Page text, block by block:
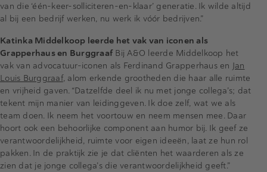
van die ‘één-keer-solliciteren-en-klaar’ generatie. Ik wilde altijd
al bij een bedrijf werken, nu werk ik vóór bedrijven.”
Katinka Middelkoop leerde het vak van iconen als
Grapperhaus en BurggraafBij A&O leerde Middelkoop het
vak van advocatuur-iconen als Ferdinand Grapperhaus en Jan
Louis Burggraaf, alom erkende grootheden die haar alle ruimte
en vrijheid gaven. “Datzelfde deel ik nu met jonge collega’s; dat
tekent mijn manier van leidinggeven. Ik doe zelf, wat we als
team doen. Ik neem het voortouw en neem mensen mee. Daar
hoort ook een behoorlijke component aan humor bij. Ik geef ze
verantwoordelijkheid, ruimte voor eigen ideeën, laat ze hun rol
pakken. In de praktijk zie je dat cliënten het waarderen als ze
zien dat je jonge collega’s die verantwoordelijkheid geeft.”